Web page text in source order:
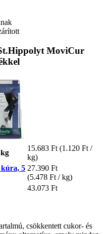
MoviCur
15.683 Ft (1.120 Ft /
kg)
5 27.390 Ft
(5.478 Ft / kg)
43.073 Ft
csökkentett cukor- és